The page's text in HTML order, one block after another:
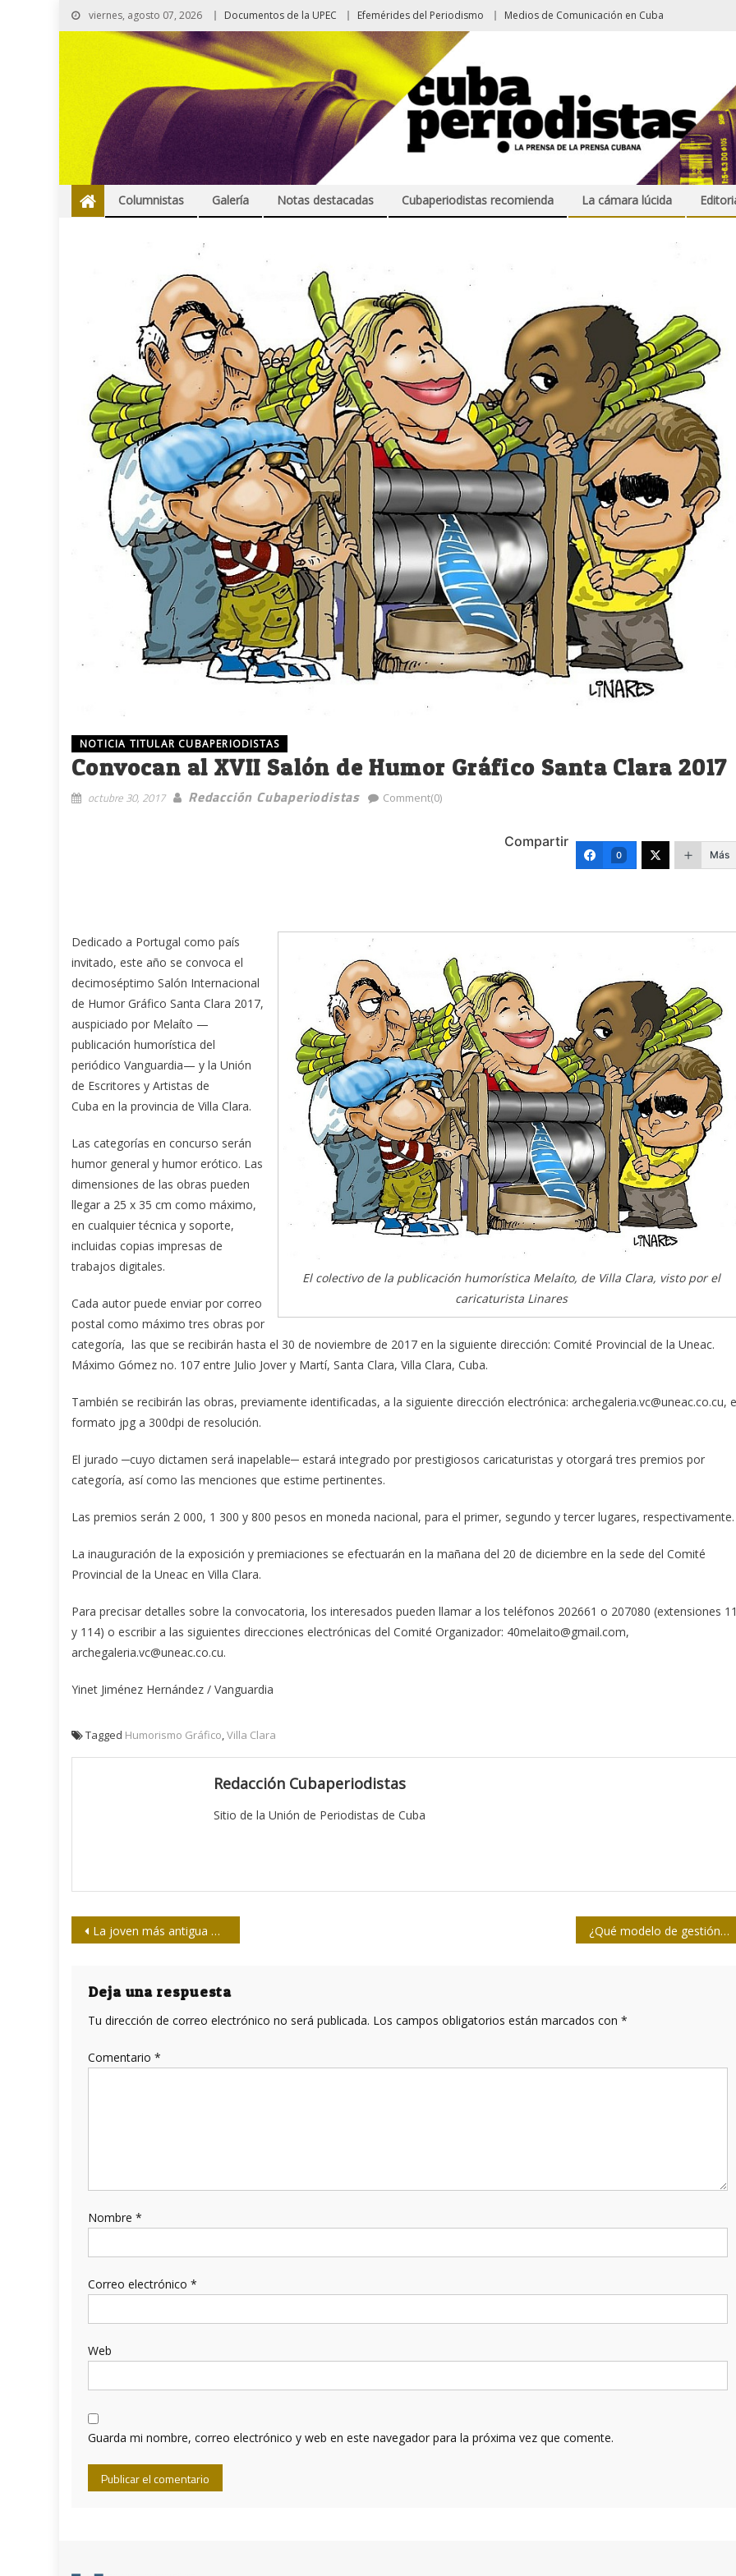
viernes, agosto 07, 2026 Documentos de la UPEC Efemérides del Periodismo Medios de Comunicación en Cuba
Columnistas Galería Notas destacadas Cubaperiodistas recomienda La cámara lúcida
NOTICIA TITULAR CUBAPERIODISTAS
Convocan al XVII Salón de Humor Gráfico Santa Clara 2017
octubre 30, 2017 Redacción Cubaperiodistas Comment(0)
Compartir
0 Más
El colectivo de la publicación humorística Melaíto, de Villa Clara, visto por el
caricaturista Linares
Dedicado a Portugal como país
invitado, este año se convoca el
decimoséptimo Salón Internacional
de Humor Gráfico Santa Clara 2017,
auspiciado por Melaíto —
publicación humorística del
periódico Vanguardia— y la Unión
de Escritores y Artistas de
Cuba en la provincia de Villa Clara.
Las categorías en concurso serán
humor general y humor erótico. Las
dimensiones de las obras pueden
llegar a 25 x 35 cm como máximo,
en cualquier técnica y soporte,
incluidas copias impresas de
trabajos digitales.
Cada autor puede enviar por correo
postal como máximo tres obras por
categoría, las que se recibirán hasta el 30 de noviembre de 2017 en la siguiente dirección: Comité Provincial de la Uneac.
Máximo Gómez no. 107 entre Julio Jover y Martí, Santa Clara, Villa Clara, Cuba.
También se recibirán las obras, previamente identificadas, a la siguiente dirección electrónica: archegaleria.vc@uneac.co.cu,
formato jpg a 300dpi de resolución.
El jurado ─cuyo dictamen será inapelable─ estará integrado por prestigiosos caricaturistas y otorgará tres premios por
categoría, así como las menciones que estime pertinentes.
Las premios serán 2 000, 1 300 y 800 pesos en moneda nacional, para el primer, segundo y tercer lugares, respectivamente.
La inauguración de la exposición y premiaciones se efectuarán en la mañana del 20 de diciembre en la sede del Comité
Provincial de la Uneac en Villa Clara.
Para precisar detalles sobre la convocatoria, los interesados pueden llamar a los teléfonos 202661 o 207080 (extensiones
y 114) o escribir a las siguientes direcciones electrónicas del Comité Organizador: 40melaito@gmail.com,
archegaleria.vc@uneac.co.cu.
Yinet Jiménez Hernández / Vanguardia
Tagged Humorismo Gráfico,Villa Clara
Redacción Cubaperiodistas
Sitio de la Unión de Periodistas de Cuba
Navegación
entradas
La joven más antigua que pronto cumplirá 95 ¿Qué modelo de gestión editorial y económica queremos para nuestros medios?
Deja una respuesta
Tu dirección de correo electrónico no será publicada. Los campos obligatorios están marcados con *
Comentario *
Nombre *
Correo electrónico *
Web
Guarda mi nombre, correo electrónico y web en este navegador para la próxima vez que comente.